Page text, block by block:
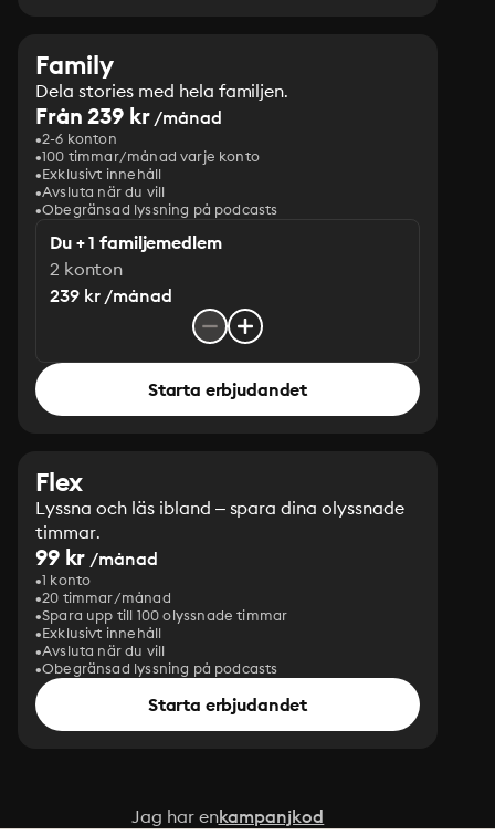
Family
Dela stories med hela familjen.
Från 239 kr/månad
2-6 konton
100 timmar/månad varje konto
Exklusivt innehåll
Avsluta när du vill
Obegränsad lyssning på podcasts
Du + 1 familjemedlem
2 konton
239 kr /månad
Starta erbjudandet
Flex
Lyssna och läs ibland – spara dina olyssnade
timmar.
99 kr /månad
1 konto
20 timmar/månad
Spara upp till 100 olyssnade timmar
Exklusivt innehåll
Avsluta när du vill
Obegränsad lyssning på podcasts
Starta erbjudandet
Jag har enkampanjkod